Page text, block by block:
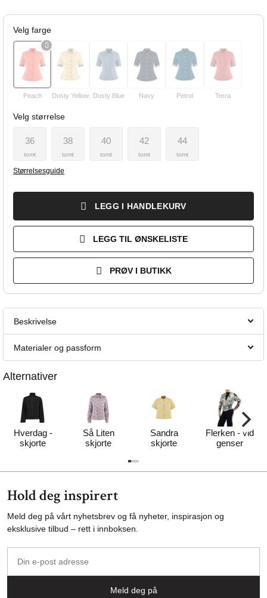
Velg farge
Peach Dusty Yellow Dusty Blue Navy Petrol Terra
Velg størrelse
36
tomt
38
tomt
40
tomt
42
tomt
44
tomt
Størrelsesguide
LEGG I HANDLEKURV
LEGG TIL ØNSKELISTE
PRØV I BUTIKK
Beskrivelse
Materialer og passform
Alternativer
Hverdag -
skjorte
Så Liten
skjorte
Sandra
skjorte
Flerken - vid
genser
Hold deg inspirert
Meld deg på vårt nyhetsbrev og få nyheter, inspirasjon og
eksklusive tilbud – rett i innboksen.
post
Meld deg på